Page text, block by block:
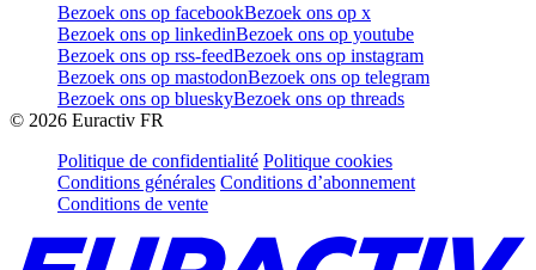
Bezoek ons op facebookBezoek ons op x
Bezoek ons op linkedinBezoek ons op youtube
Bezoek ons op rss-feedBezoek ons op instagram
Bezoek ons op mastodonBezoek ons op telegram
Bezoek ons op blueskyBezoek ons op threads
© 2026 Euractiv FR
Politique de confidentialité Politique cookies
Conditions générales Conditions d’abonnement
Conditions de vente